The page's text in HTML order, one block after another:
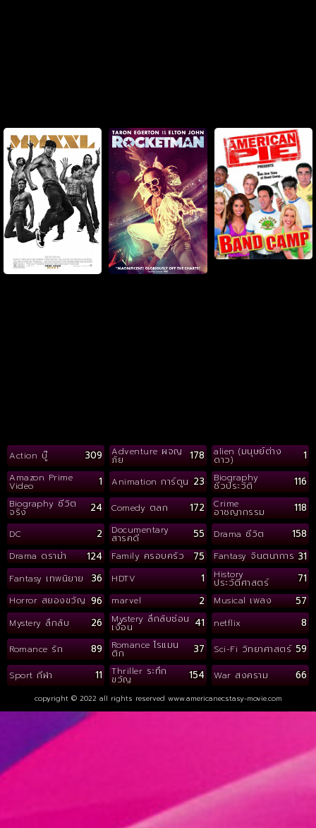
Action บู๊ 309 Adventure ผจญ
ภัย 178 alien (มนุษย์ต่าง
ดาว) 1
Amazon Prime
Video 1 Animation การ์ตูน 23 Biography
ชีวประวัติ 116
Biography ชีวิต
จริง 24 Comedy ตลก 172 Crime
อาชญากรรม 118
DC 2 Documentary
สารคดี 55 Drama ชีวิต 158
Drama ดราม่า 124 Family ครอบครัว 75 Fantasy จินตนาการ 31
Fantasy เทพนิยาย 36 HDTV 1 History
ประวัติศาสตร์ 71
Horror สยองขวัญ 96 marvel 2 Musical เพลง 57
Mystery ลึกลับ 26 Mystery ลึกลับซ่อน
เงื่อน 41 netflix 8
Romance รัก 89 Romance โรแมน
ติก 37 Sci-Fi วิทยาศาสตร์ 59
Sport กีฬา 11 Thriller ระทึก
ขวัญ 154 War สงคราม 66
copyright © 2022 all rights reserved www.americanecstasy-movie.com